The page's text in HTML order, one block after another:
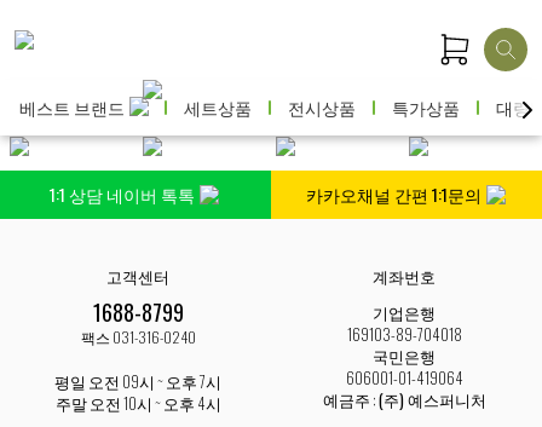
베스트 브랜드 세트상품 전시상품 특가상품 대량
1:1 상담 네이버 톡톡 카카오채널 간편 1:1문의
고객센터
1688-8799
팩스 031-316-0240
평일 오전 09시 ~ 오후 7시
주말 오전 10시 ~ 오후 4시
계좌번호
기업은행
169103-89-704018
국민은행
606001-01-419064
예금주 :(주) 예스퍼니처